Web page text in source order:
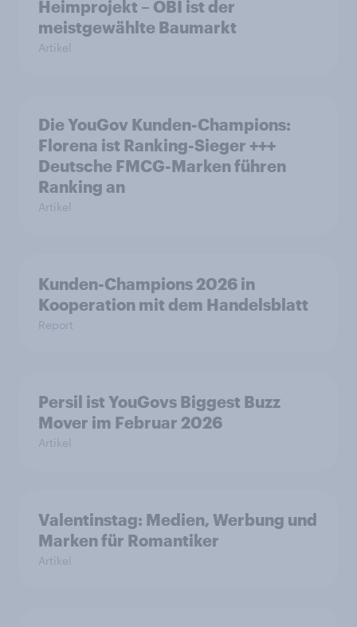
Heimprojekt – OBI ist der
meistgewählte Baumarkt
Artikel
Die YouGov Kunden-Champions:
Florena ist Ranking-Sieger +++
Deutsche FMCG-Marken führen
Ranking an
Artikel
Kunden-Champions 2026 in
Kooperation mit dem Handelsblatt
Report
Persil ist YouGovs Biggest Buzz
Mover im Februar 2026
Artikel
Valentinstag: Medien, Werbung und
Marken für Romantiker
Artikel